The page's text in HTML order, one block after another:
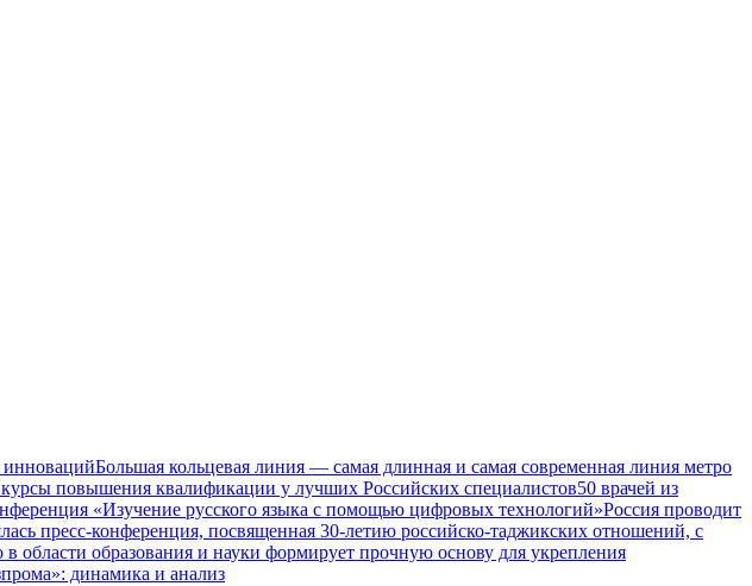
инновацийБольшая кольцевая линия — самая длинная и самая современная линия метро
повышения квалификации у лучших Российских специалистов50 врачей из
«Изучение русского языка с помощью цифровых технологий»Россия проводит
пресс-конференция, посвященная 30-летию российско-таджикских отношений, с
области образования и науки формирует прочную основу для укрепления
динамика и анализ